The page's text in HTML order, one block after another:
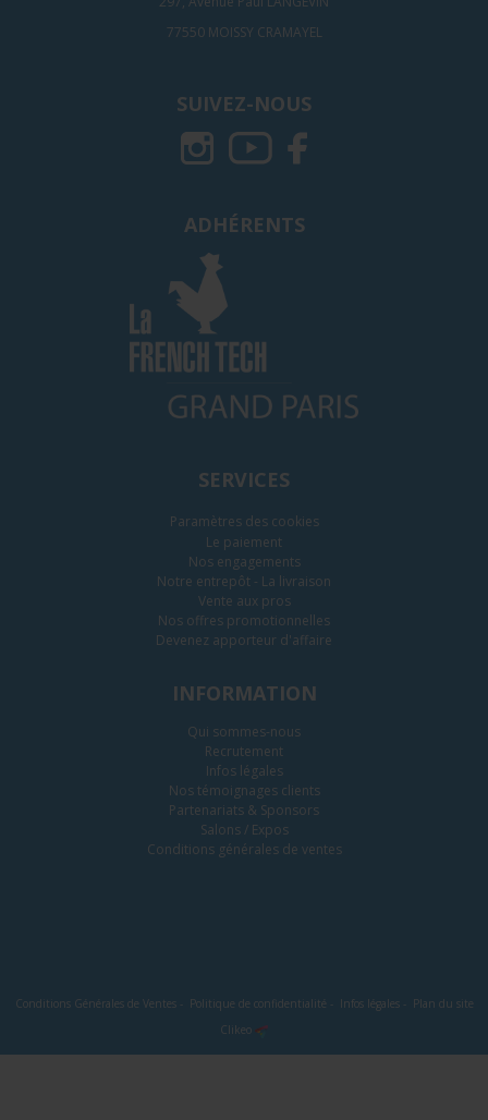
77550 MOISSY CRAMAYEL
SUIVEZ-NOUS
ADHÉRENTS
SERVICES
Paramètres des cookies
Le paiement
Nos engagements
Notre entrepôt - La livraison
Vente aux pros
Nos offres promotionnelles
Devenez apporteur d'affaire
INFORMATION
Qui sommes-nous
Recrutement
Infos légales
Nos témoignages clients
Partenariats & Sponsors
Salons / Expos
Conditions générales de ventes
Conditions Générales de Ventes- Politique de confidentialité - Infos légales- Plan du site
Clikeo